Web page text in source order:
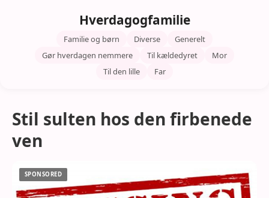
Hverdagogfamilie
Familie og børn Diverse
Generelt
Gør hverdagen nemmere
Til kældedyret
Mor
Til den lille
Far
Stil sulten hos den firbenede
ven